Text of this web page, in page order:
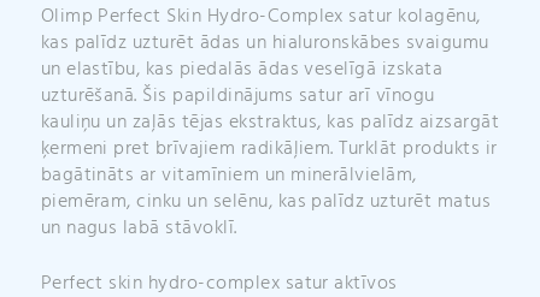
Olimp Perfect Skin Hydro-Complex satur kolagēnu,
kas palīdz uzturēt ādas un hialuronskābes svaigumu
un elastību, kas piedalās ādas veselīgā izskata
uzturēšanā. Šis papildinājums satur arī vīnogu
kauliņu un zaļās tējas ekstraktus, kas palīdz aizsargāt
ķermeni pret brīvajiem radikāļiem. Turklāt produkts ir
bagātināts ar vitamīniem un minerālvielām,
piemēram, cinku un selēnu, kas palīdz uzturēt matus
un nagus labā stāvoklī.
Perfect skin hydro-complex satur aktīvos